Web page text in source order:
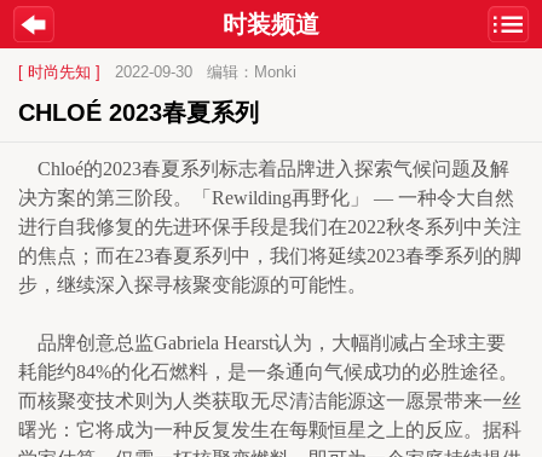
时装频道
[ 时尚先知 ] 2022-09-30 编辑：Monki
CHLOÉ 2023春夏系列
Chloé的2023春夏系列标志着品牌进入探索气候问题及解
决方案的第三阶段。「Rewilding再野化」 — 一种令大自然
进行自我修复的先进环保手段是我们在2022秋冬系列中关注
的焦点；而在23春夏系列中，我们将延续2023春季系列的脚
步，继续深入探寻核聚变能源的可能性。
品牌创意总监Gabriela Hearst认为，大幅削减占全球主要
耗能约84%的化石燃料，是一条通向气候成功的必胜途径。
而核聚变技术则为人类获取无尽清洁能源这一愿景带来一丝
曙光：它将成为一种反复发生在每颗恒星之上的反应。据科